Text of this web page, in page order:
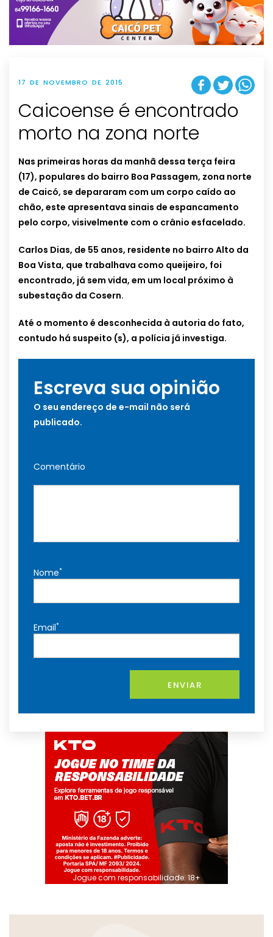
t
i
o
n
17 DE NOVEMBRO DE 2015
Caicoense é encontrado
morto na zona norte
Nas primeiras horas da manhã dessa terça feira
(17), populares do bairro Boa Passagem, zona norte
de Caicó, se depararam com um corpo caído ao
chão, este apresentava sinais de espancamento
pelo corpo, visivelmente com o crânio esfacelado.
Carlos Dias, de 55 anos, residente no bairro Alto da
Boa Vista, que trabalhava como queijeiro, foi
encontrado, já sem vida, em um local próximo à
subestação da Cosern.
Até o momento é desconhecida à autoria do fato,
contudo há suspeito (s), a polícia já investiga.
Escreva sua opinião
O seu endereço de e-mail não será
publicado.
Comentário
Nome*
Email*
ENVIAR
Jogue com responsabilidade. 18+